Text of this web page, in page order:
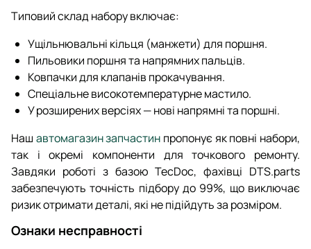
Типовий склад набору включає:
Ущільнювальні кільця (манжети) для поршня.
Пильовики поршня та напрямних пальців.
Ковпачки для клапанів прокачування.
Спеціальне високотемпературне мастило.
У розширених версіях — нові напрямні та поршні.
Наш автомагазин запчастин пропонує як повні набори,
так і окремі компоненти для точкового ремонту.
Завдяки роботі з базою TecDoc, фахівці DTS.parts
забезпечують точність підбору до 99%, що виключає
ризик отримати деталі, які не підійдуть за розміром.
Ознаки несправності